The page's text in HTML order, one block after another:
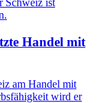
Handel mit
am Handel mit
wird er